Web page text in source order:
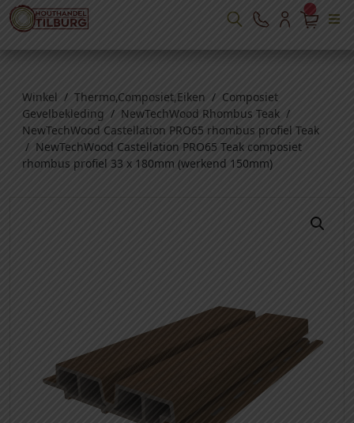
Winkel / Thermo,Composiet,Eiken / Composiet
Gevelbekleding / NewTechWood Rhombus Teak /
NewTechWood Castellation PRO65 rhombus profiel Teak
/ NewTechWood Castellation PRO65 Teak composiet
rhombus profiel 33 x 180mm (werkend 150mm)